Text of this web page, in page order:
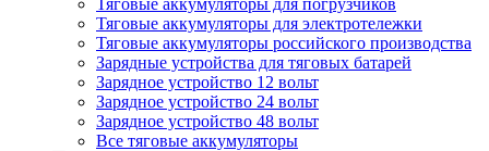
Тяговые аккумуляторы для погрузчиков
Тяговые аккумуляторы для электротележки
Тяговые аккумуляторы российского производства
Зарядные устройства для тяговых батарей
Зарядное устройство 12 вольт
Зарядное устройство 24 вольт
Зарядное устройство 48 вольт
Все тяговые аккумуляторы